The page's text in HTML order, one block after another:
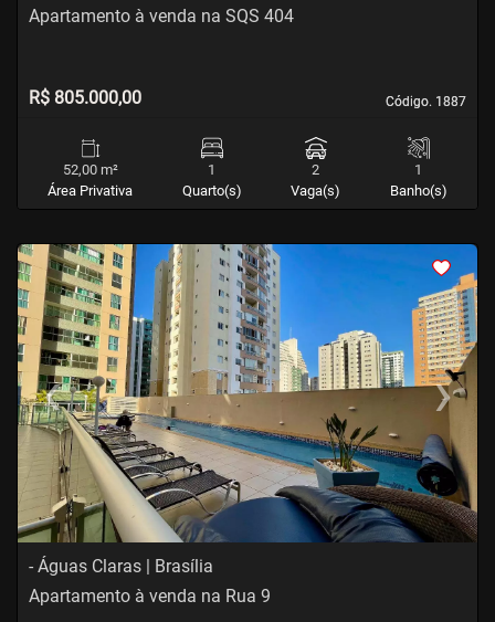
Código. 1887
Código. 1887
Apartamento à venda na SQS 404
R$ 805.000,00
52,00 m²
Área Privativa
1
Quarto(s)
2
Vaga(s)
1
Banho(s)
<< <<
‹Previous ›Next
- Águas Claras | Brasília
Apartamento à venda na Rua 9